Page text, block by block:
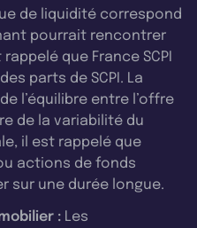
de liquidité correspond
pourrait rencontrer
que France SCPI
parts de SCPI. La
l’équilibre entre l’offre
de la variabilité du
il est rappelé que
actions de fonds
sur une durée longue.
: Les